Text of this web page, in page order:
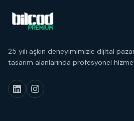
25 yılı aşkın deneyimimizle dijital
tasarım alanlarında profesyonel